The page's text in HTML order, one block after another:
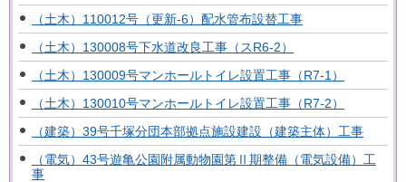
（土木）110012号（更新-6）配水管布設替工事
（土木）130008号下水道改良工事（スR6-2）
（土木）130009号マンホールトイレ設置工事（R7-1）
（土木）130010号マンホールトイレ設置工事（R7-2）
（建築）39号千塚分団本部拠点施設建設（建築主体）工事
（電気）43号遊亀公園附属動物園第Ⅱ期整備（電気設備）工
事